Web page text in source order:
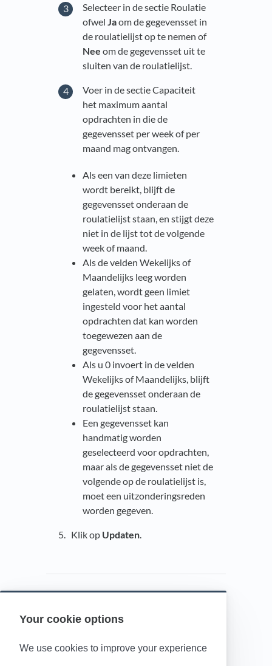
Your cookie options
We use cookies to improve your experience
Selecteer in de sectie Roulatie
ofwel Jaom de gegevensset in
de roulatielijst op te nemen of
Nee om de gegevensset uit te
sluiten van de roulatielijst.
Voer in de sectie Capaciteit
het maximum aantal
opdrachten in die de
gegevensset per week of per
maand mag ontvangen.
Als een van deze limieten
wordt bereikt, blijft de
gegevensset onderaan de
roulatielijst staan, en stijgt deze
niet in de lijst tot de volgende
week of maand.
Als de velden Wekelijks of
Maandelijks leeg worden
gelaten, wordt geen limiet
ingesteld voor het aantal
opdrachten dat kan worden
toegewezen aan de
gegevensset.
Als u 0 invoert in de velden
Wekelijks of Maandelijks, blijft
de gegevensset onderaan de
roulatielijst staan.
Een gegevensset kan
handmatig worden
geselecteerd voor opdrachten,
maar als de gegevensset niet de
volgende op de roulatielijst is,
moet een uitzonderingsreden
worden gegeven.
5. Klik op Updaten.
Powered by HelpDocs